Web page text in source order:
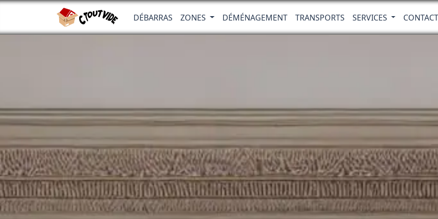
DÉBARRAS ZONES DÉMÉNAGEMENT TRANSPORTS SERVICES